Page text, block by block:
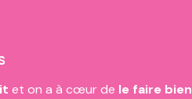
et on a à cœur de le faire bien